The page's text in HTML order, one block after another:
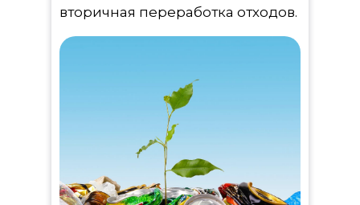
вторичная переработка отходов.